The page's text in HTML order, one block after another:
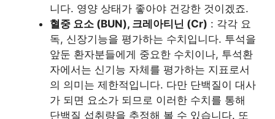
니다. 영양 상태가 좋아야 건강한 것이겠죠.
혈중 요소 (BUN), 크레아티닌 (Cr) : 각각 요
독, 신장기능을 평가하는 수치입니다. 투석을
앞둔 환자분들에게 중요한 수치이나, 투석환
자에서는 신기능 자체를 평가하는 지표로서
의 의미는 제한적입니다. 다만 단백질이 대사
가 되면 요소가 되므로 이러한 수치를 통해
단백질 섭취량을 추정해 볼 수 있습니다. 또